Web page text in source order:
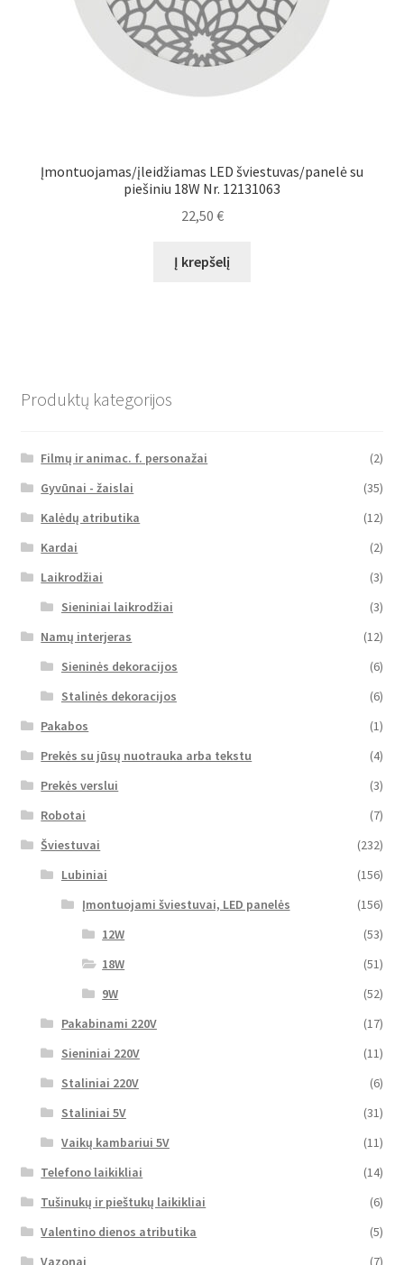
Įmontuojamas/įleidžiamas LED šviestuvas/panelė su
piešiniu 18W Nr. 12131063
22,50 €
Į krepšelį
Produktų kategorijos
Filmų ir animac. f. personažai
(2)
Gyvūnai - žaislai
(35)
Kalėdų atributika
(12)
Kardai
(2)
Laikrodžiai
(3)
Sieniniai laikrodžiai
(3)
Namų interjeras
(12)
Sieninės dekoracijos
(6)
Stalinės dekoracijos
(6)
Pakabos
(1)
Prekės su jūsų nuotrauka arba tekstu
(4)
Prekės verslui
(3)
Robotai
(7)
Šviestuvai
(232)
Lubiniai
(156)
Įmontuojami šviestuvai, LED panelės
(156)
12W
(53)
18W
(51)
9W
(52)
Pakabinami 220V
(17)
Sieniniai 220V
(11)
Staliniai 220V
(6)
Staliniai 5V
(31)
Vaikų kambariui 5V
(11)
Telefono laikikliai
(14)
Tušinukų ir pieštukų laikikliai
(6)
Valentino dienos atributika
(5)
Vazonai
(7)